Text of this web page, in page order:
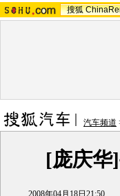
搜狐
汽车频道
[庞庆华
2008年04月18日21:50